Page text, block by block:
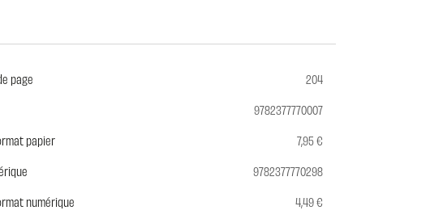
page
204
9782377770007
papier
7,95 €
9782377770298
numérique
4,49 €